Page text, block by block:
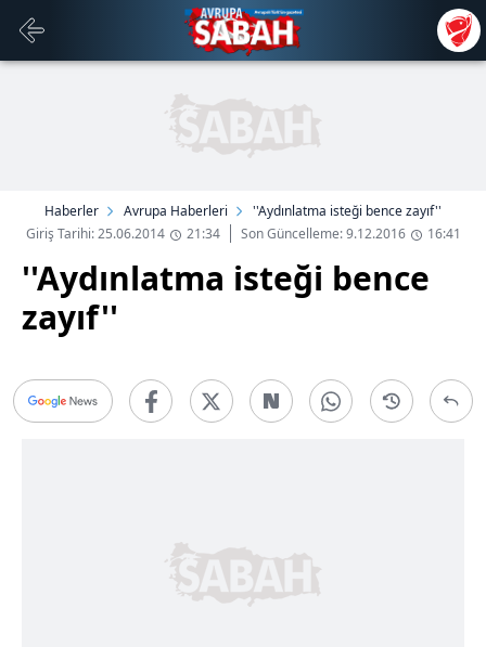
Haberler Avrupa Haberleri
''Aydınlatma isteği bence zayıf''
Giriş Tarihi: 25.06.2014
21:34 Son Güncelleme: 9.12.2016 16:41
''Aydınlatma isteği bence
zayıf''